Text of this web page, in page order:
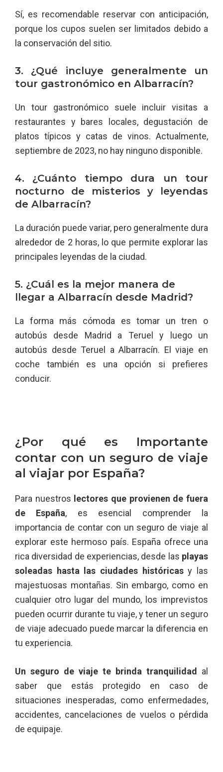
Sí, es recomendable reservar con anticipación,
porque los cupos suelen ser limitados debido a
la conservación del sitio.
3. ¿Qué incluye generalmente un
tour gastronómico en Albarracín?
Un tour gastronómico suele incluir visitas a
restaurantes y bares locales, degustación de
platos típicos y catas de vinos. Actualmente,
septiembre de 2023, no hay ninguno disponible.
4. ¿Cuánto tiempo dura un tour
nocturno de misterios y leyendas
de Albarracín?
La duración puede variar, pero generalmente dura
alrededor de 2 horas, lo que permite explorar las
principales leyendas de la ciudad.
5. ¿Cuál es la mejor manera de
llegar a Albarracín desde Madrid?
La forma más cómoda es tomar un tren o
autobús desde Madrid a Teruel y luego un
autobús desde Teruel a Albarracín. El viaje en
coche también es una opción si prefieres
conducir.
¿Por qué es Importante
contar con un seguro de viaje
al viajar por España?
Para nuestros lectores que provienen de fuera
de España, es esencial comprender la
importancia de contar con un seguro de viaje al
explorar este hermoso país. España ofrece una
rica diversidad de experiencias, desde las playas
soleadas hasta las ciudades históricasy las
majestuosas montañas. Sin embargo, como en
cualquier otro lugar del mundo, los imprevistos
pueden ocurrir durante tu viaje, y tener un seguro
de viaje adecuado puede marcar la diferencia en
tu experiencia.
Un seguro de viaje te brinda tranquilidad
al
saber que estás protegido en caso de
situaciones inesperadas, como enfermedades,
accidentes, cancelaciones de vuelos o pérdida
de equipaje.